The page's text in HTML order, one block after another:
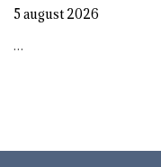
5 august 2026
…